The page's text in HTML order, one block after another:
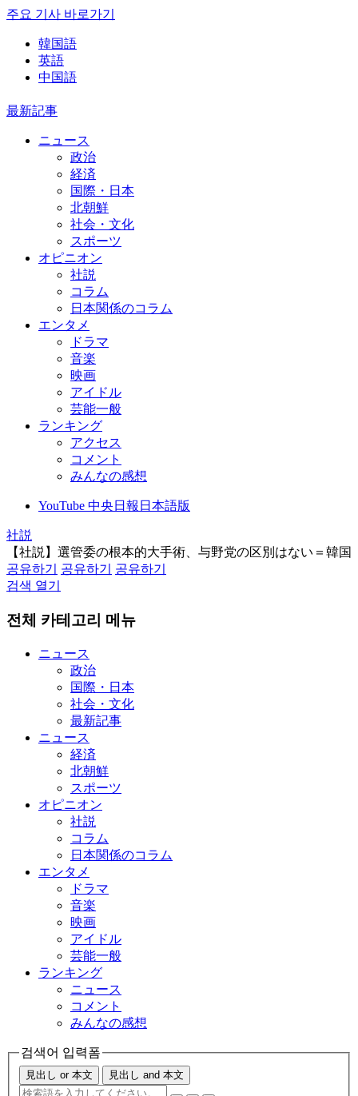
주요 기사 바로가기
韓国語
英語
中国語
最新記事
ニュース
政治
経済
国際・日本
北朝鮮
社会・文化
スポーツ
オピニオン
社説
コラム
日本関係のコラム
エンタメ
ドラマ
音楽
映画
アイドル
芸能一般
ランキング
アクセス
コメント
みんなの感想
YouTube 中央日報日本語版
社説
【社説】選管委の根本的大手術、与野党の区別はない＝韓国
공유하기
공유하기
공유하기
검색 열기
전체 카테고리 메뉴
ニュース
政治
国際・日本
社会・文化
最新記事
ニュース
経済
北朝鮮
スポーツ
オピニオン
社説
コラム
日本関係のコラム
エンタメ
ドラマ
音楽
映画
アイドル
芸能一般
ランキング
ニュース
コメント
みんなの感想
검색어 입력폼
見出し or 本文 見出し and 本文